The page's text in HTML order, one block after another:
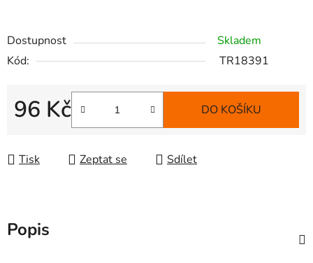
Dostupnost
Skladem
Kód:
TR18391
96 Kč
Měrná cena:
DO KOŠÍKU
Tisk Zeptat se Sdílet
Popis